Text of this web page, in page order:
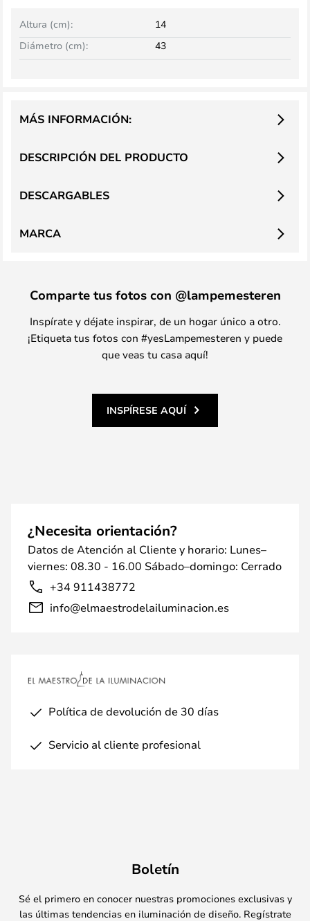
Altura (cm):
14
Diámetro (cm):
43
DESCRIPCIÓN DEL PRODUCTO
MÁS INFORMACIÓN:
DESCARGABLES
MARCA
Comparte tus fotos con @lampemesteren
Inspírate y déjate inspirar, de un hogar único a otro.
¡Etiqueta tus fotos con #yesLampemesteren y puede
que veas tu casa aquí!
INSPÍRESE AQUÍ
¿Necesita orientación?
Datos de Atención al Cliente y horario: Lunes–
viernes: 08.30 - 16.00 Sábado–domingo: Cerrado
+34 911438772
info@elmaestrodelailuminacion.es
Política de devolución de 30 días
Servicio al cliente profesional
Boletín
Sé el primero en conocer nuestras promociones exclusivas y
las últimas tendencias en iluminación de diseño. Regístrate